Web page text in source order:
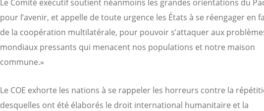
Le Comité exécutif soutient néanmoins les grandes orientations du
pour l’avenir, et appelle de toute urgence les États à se réengager en
de la coopération multilatérale, pour pouvoir s’attaquer aux
mondiaux pressants qui menacent nos populations et notre maison
commune.»
Le COE exhorte les nations à se rappeler les horreurs contre la
desquelles ont été élaborés le droit international humanitaire et la